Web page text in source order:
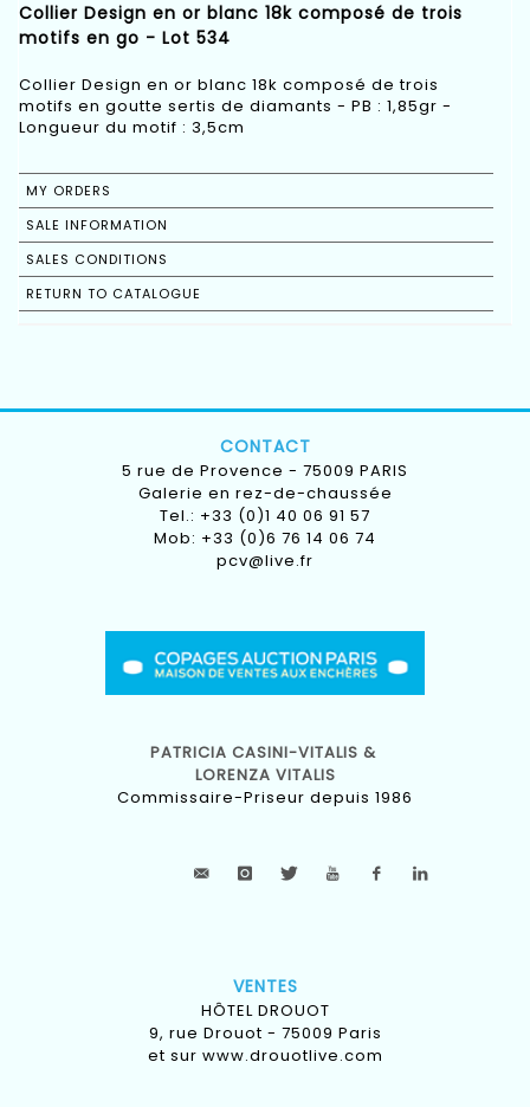
Collier Design en or blanc 18k composé de trois
motifs en go - Lot 534
Collier Design en or blanc 18k composé de trois
motifs en goutte sertis de diamants - PB : 1,85gr -
Longueur du motif : 3,5cm
MY ORDERS
SALE INFORMATION
SALES CONDITIONS
RETURN TO CATALOGUE
CONTACT
5 rue de Provence - 75009 PARIS
Galerie en rez-de-chaussée
Tel.: +33 (0)1 40 06 91 57
Mob: +33 (0)6 76 14 06 74
pcv@live.fr
PATRICIA CASINI-VITALIS &
LORENZA VITALIS
Commissaire-Priseur depuis 1986
VENTES
HÔTEL DROUOT
9, rue Drouot - 75009 Paris
et sur www.drouotlive.com